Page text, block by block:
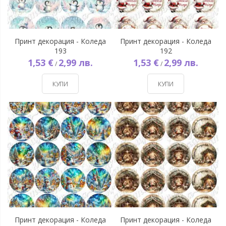
Принт декорация - Коледа
193
1,53 € / 2,99 лв.
КУПИ
Принт декорация - Коледа
192
1,53 € / 2,99 лв.
КУПИ
Принт декорация - Коледа
Принт декорация - Коледа